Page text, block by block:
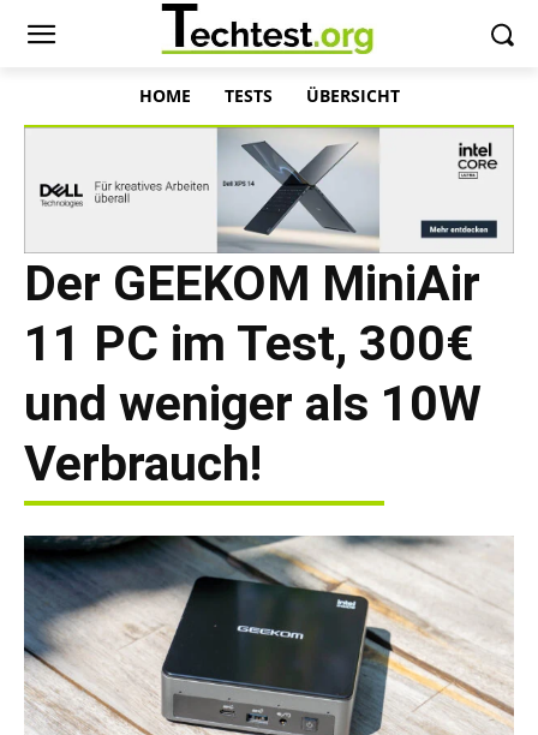
HOME TESTS ÜBERSICHT
Der GEEKOM MiniAir
11 PC im Test, 300€
und weniger als 10W
Verbrauch!